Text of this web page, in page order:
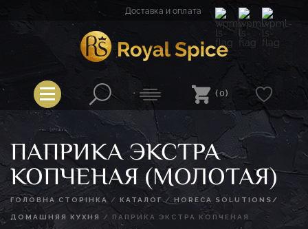
Доставка и оплата
Royal Spice
(0)
ПАПРИКА ЭКСТРА
КОПЧЕНАЯ (МОЛОТАЯ)
ГОЛОВНА СТОРІНКА / КАТАЛОГ / HORECA SOLUTIONS/
ДОМАШНЯЯ КУХНЯ / ПАПРИКА ЭКСТРА КОПЧЕНАЯ